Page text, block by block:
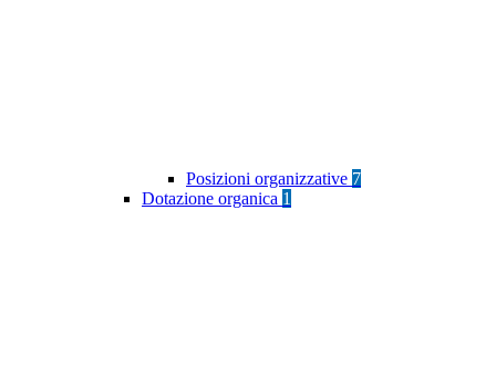
Posizioni organizzative 7
Dotazione organica 1